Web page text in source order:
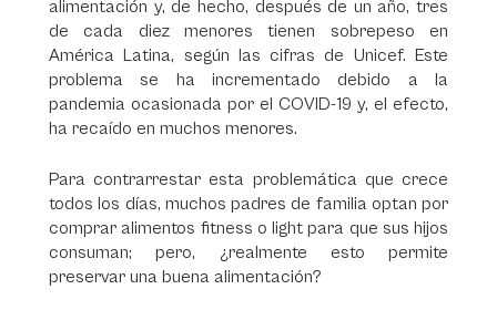
alimentación y, de hecho, después de un año, tres
de cada diez menores tienen sobrepeso en
América Latina, según las cifras de Unicef. Este
problema se ha incrementado debido a la
pandemia ocasionada por el COVID-19 y, el efecto,
ha recaído en muchos menores.
Para contrarrestar esta problemática que crece
todos los días, muchos padres de familia optan por
comprar alimentos fitness o light para que sus hijos
consuman; pero, ¿realmente esto permite
preservar una buena alimentación?